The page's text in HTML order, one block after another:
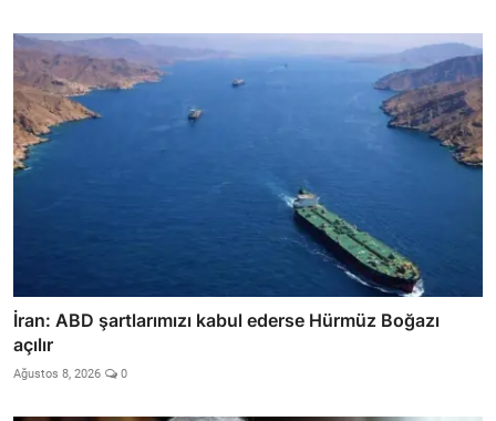
İran: ABD şartlarımızı kabul ederse Hürmüz Boğazı
açılır
Ağustos 8, 2026 0